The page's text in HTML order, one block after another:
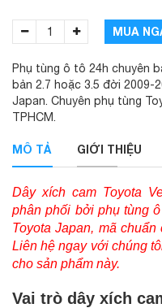
MUA
Phụ tùng ô tô 24h chuyên
bản 2.7 hoặc 3.5 đời 2009-
Japan. Chuyên phụ tùng
TPHCM.
MÔ TẢ GIỚI THIỆU
Dây xích cam Toyota
phân phối bởi phụ tùng
Toyota Japan, mã
Liên hệ ngay với chúng
cho sản phẩm này.
Vai trò dây xích